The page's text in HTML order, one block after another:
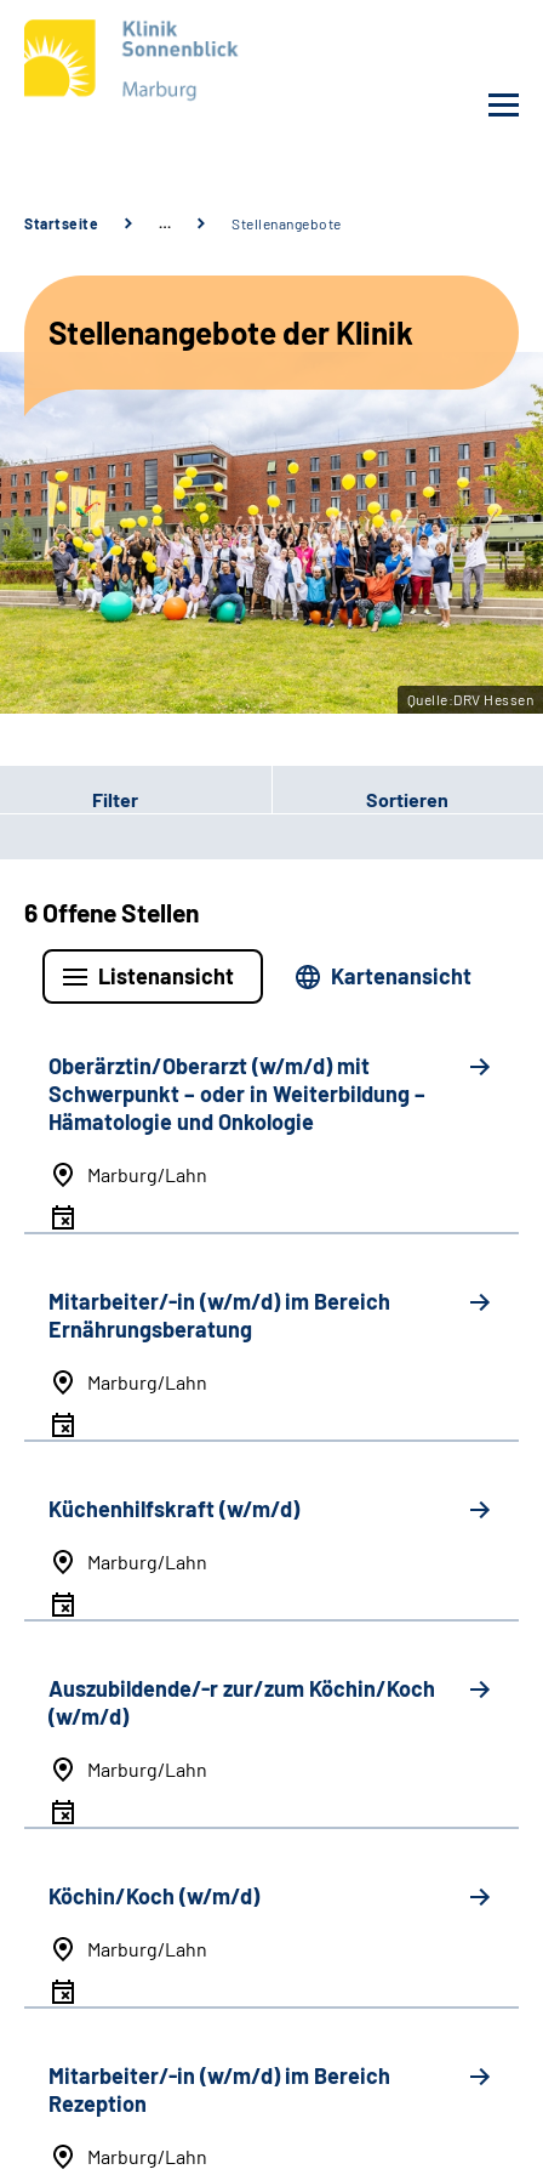
Service
Karriere
Sozialdienste & Zuweisende
Suche
Leichte Sprache
Gebärdensprache
Startseite … Stellenangebote
Stellenangebote der Klinik
Quelle:DRV Hessen
Filter Sortieren
6 Offene Stellen
Listenansicht Kartenansicht
Oberärztin/Oberarzt (w/m/d) mit
Schwerpunkt– oder in Weiterbildung–
Hämatologie und Onkologie
Marburg/Lahn
Mitarbeiter/-in (w/m/d) im Bereich
Ernährungsberatung
Marburg/Lahn
Küchenhilfskraft (w/m/d)
Marburg/Lahn
Auszubildende/-r zur/zum Köchin/Koch
(w/m/d)
Marburg/Lahn
Köchin/Koch (w/m/d)
Marburg/Lahn
Mitarbeiter/-in (w/m/d) im Bereich
Rezeption
Marburg/Lahn